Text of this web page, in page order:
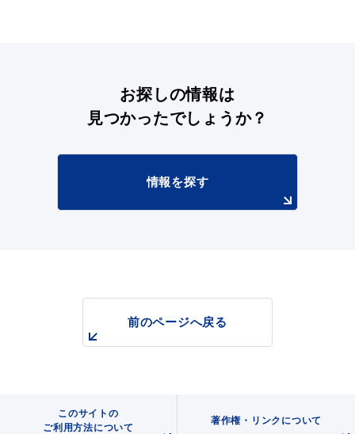
浜田市観光協会ポータルサイト「はまナビ」
移住・出会い応援（はまだ暮らし）
お探しの情報は
見つかったでしょうか？
情報を探す
前のページへ戻る
このサイトの
ご利用方法について
著作権・リンクについて